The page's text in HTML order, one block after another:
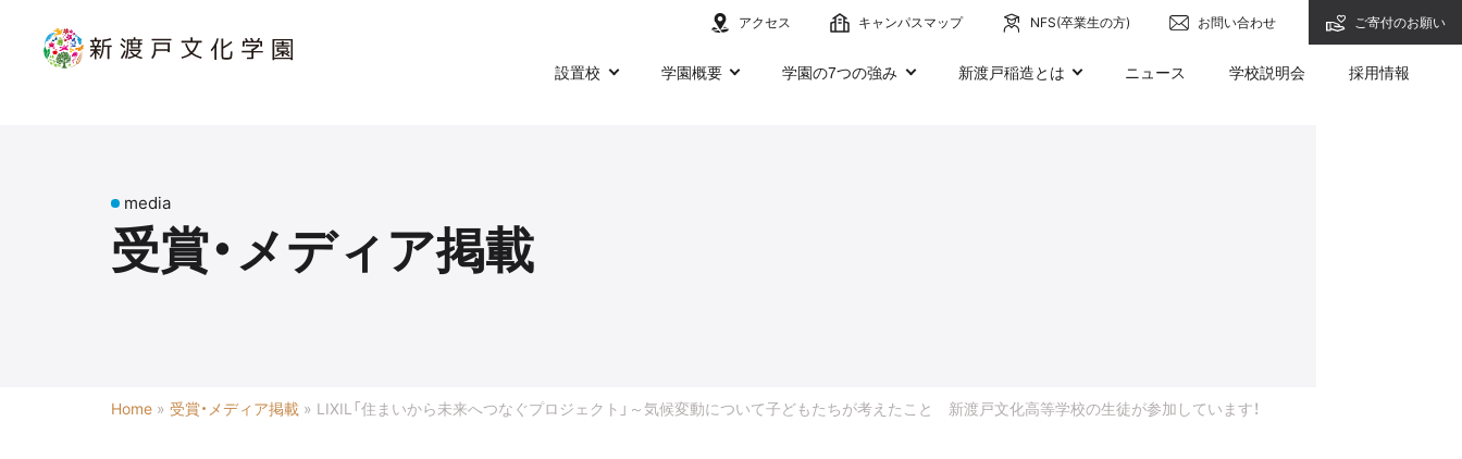
アクセス キャンパスマップ NFS(卒業生の方) お問い合わせ ご寄付のお願い
設置校 学園概要 学園の7つの強み 新渡戸稲造とは ニュース 学校説明会 採用情報
media
受賞・メディア掲載
Home » 受賞・メディア掲載 » LIXIL「住まいから未来へつなぐプロジェクト」～気候変動について子どもたちが考えたこと 新渡戸文化高等学校の生徒が参加しています！